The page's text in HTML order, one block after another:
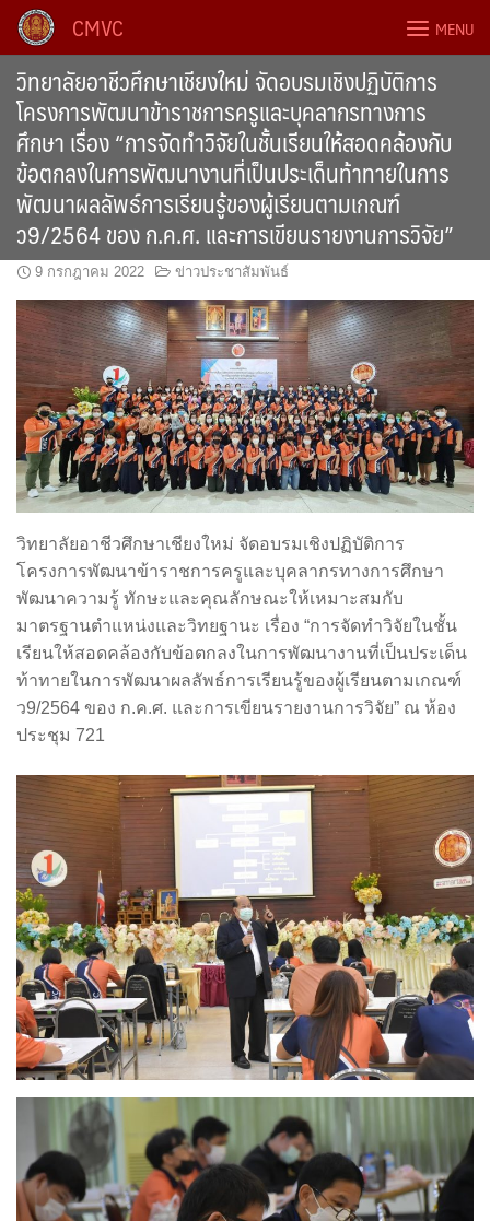
Skip
content
CMVC MENU
วิทยาลัยอาชีวศึกษาเชียงใหม่ จัดอบรมเชิงปฏิบัติการ
โครงการพัฒนาข้าราชการครูและบุคลากรทางการ
ศึกษา เรื่อง “การจัดทำวิจัยในชั้นเรียนให้สอดคล้องกับ
ข้อตกลงในการพัฒนางานที่เป็นประเด็นท้าทายในการ
พัฒนาผลลัพธ์การเรียนรู้ของผู้เรียนตามเกณฑ์
ว9/2564 ของ ก.ค.ศ. และการเขียนรายงานการวิจัย”
9 กรกฎาคม 2022 ข่าวประชาสัมพันธ์
วิทยาลัยอาชีวศึกษาเชียงใหม่ จัดอบรมเชิงปฏิบัติการ
โครงการพัฒนาข้าราชการครูและบุคลากรทางการศึกษา
พัฒนาความรู้ ทักษะและคุณลักษณะให้เหมาะสมกับ
มาตรฐานตำแหน่งและวิทยฐานะ เรื่อง “การจัดทำวิจัยในชั้น
เรียนให้สอดคล้องกับข้อตกลงในการพัฒนางานที่เป็นประเด็น
ท้าทายในการพัฒนาผลลัพธ์การเรียนรู้ของผู้เรียนตามเกณฑ์
ว9/2564 ของ ก.ค.ศ. และการเขียนรายงานการวิจัย” ณ ห้อง
ประชุม 721